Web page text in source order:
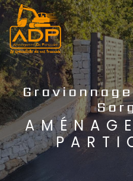
Panneau de gestion des